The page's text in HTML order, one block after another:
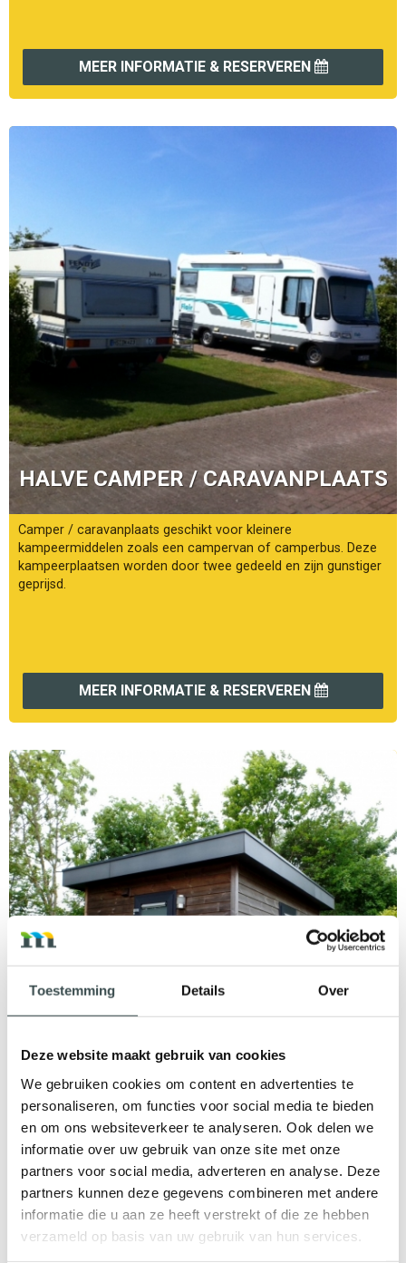
Toestemming Details Over
Deze website maakt gebruik van cookies
We gebruiken cookies om content en advertenties te
personaliseren, om functies voor social media te bieden
en om ons websiteverkeer te analyseren. Ook delen we
informatie over uw gebruik van onze site met onze
partners voor social media, adverteren en analyse. Deze
partners kunnen deze gegevens combineren met andere
informatie die u aan ze heeft verstrekt of die ze hebben
verzameld op basis van uw gebruik van hun services.
MEER INFORMATIE & RESERVEREN
HALVE CAMPER / CARAVANPLAATS
Camper / caravanplaats geschikt voor kleinere
kampeermiddelen zoals een campervan of camperbus. Deze
kampeerplaatsen worden door twee gedeeld en zijn gunstiger
geprijsd.
MEER INFORMATIE & RESERVEREN
LUXE KAMPEERPLAATS PRIVÉ
SANITAIR
Extra ruime kampeerplaats (130m2) gescheiden met
tussenhagen en eigen privé sanitair bestaande uit een wc,
wastafel en douche.